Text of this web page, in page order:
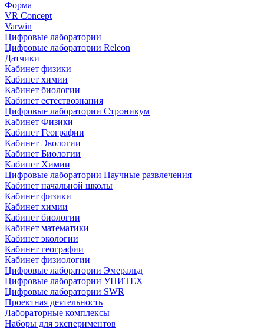
Форма
VR Concept
Varwin
Цифровые лаборатории
Цифровые лаборатории Releon
Датчики
Кабинет физики
Кабинет химии
Кабинет биологии
Кабинет естествознания
Цифровые лаборатории Строникум
Кабинет Физики
Кабинет Географии
Кабинет Экологии
Кабинет Биологии
Кабинет Химии
Цифровые лаборатории Научные развлечения
Кабинет начальной школы
Кабинет физики
Кабинет химии
Кабинет биологии
Кабинет математики
Кабинет экологии
Кабинет географии
Кабинет физиологии
Цифровые лаборатории Эмеральд
Цифровые лаборатории УНИТЕХ
Цифровые лаборатории SWR
Проектная деятельность
Лабораторные комплексы
Наборы для экспериментов